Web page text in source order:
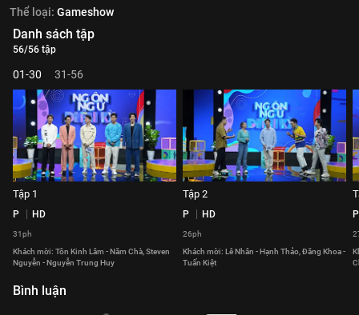
Thể loại: Gameshow
Danh sách tập
56/56 tập
01-30 31-56
Tập 1
P HD
31ph
Khách mời: Tôn Kinh Lâm - Năm Chà, Steven
Nguyễn - Nguyễn Trung Huy
Tập 2
P HD
26ph
Khách mời: Lê Nhân - Hạnh Thảo, Đăng Khoa -
Tuấn Kiệt
P
Bình luận